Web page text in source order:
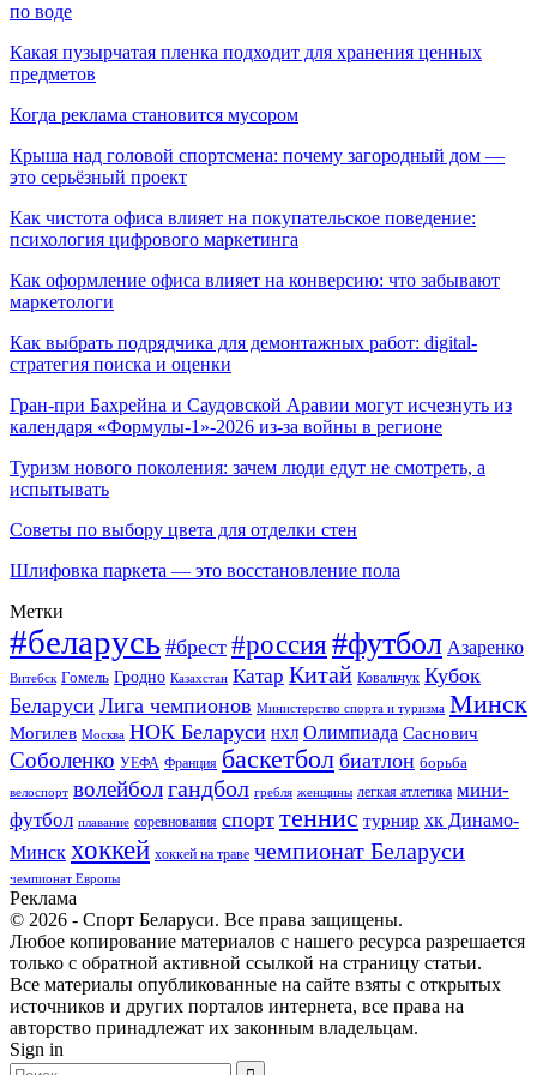
по воде
Какая пузырчатая пленка подходит для хранения ценных
предметов
Когда реклама становится мусором
Крыша над головой спортсмена: почему загородный дом —
это серьёзный проект
Как чистота офиса влияет на покупательское поведение:
психология цифрового маркетинга
Как оформление офиса влияет на конверсию: что забывают
маркетологи
Как выбрать подрядчика для демонтажных работ: digital-
стратегия поиска и оценки
Гран-при Бахрейна и Саудовской Аравии могут исчезнуть из
календаря «Формулы-1»-2026 из-за войны в регионе
Туризм нового поколения: зачем люди едут не смотреть, а
испытывать
Советы по выбору цвета для отделки стен
Шлифовка паркета — это восстановление пола
Метки
#беларусь #брест #россия#футбол Азаренко
Витебск Гомель Гродно Казахстан Катар Китай Ковальчук Кубок
Беларуси Лига чемпионов Министерство спорта и туризма Минск
Могилев Москва НОК Беларуси НХЛ Олимпиада Саснович
Соболенко УЕФА Франция баскетбол биатлон борьба
велоспорт волейболгандбол гребля женщины легкая атлетика мини-
футбол плавание соревнования спорт теннис турнир хк Динамо-
Минск хоккей хоккей на траве чемпионат Беларуси
чемпионат Европы
Реклама
© 2026 - Спорт Беларуси. Все права защищены.
Любое копирование материалов с нашего ресурса разрешается
только с обратной активной ссылкой на страницу статьи.
Все материалы опубликованные на сайте взяты с открытых
источников и других порталов интернета, все права на
авторство принадлежат их законным владельцам.
Sign in